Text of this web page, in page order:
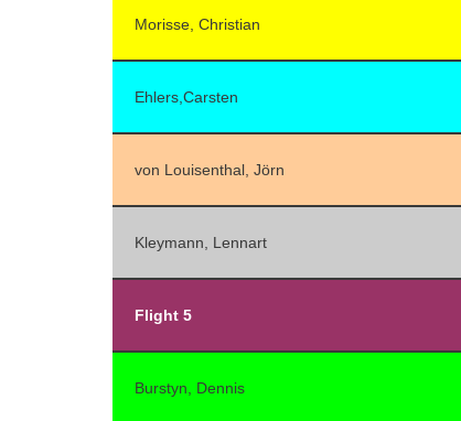
Morisse, Christian
Ehlers,Carsten
von Louisenthal, Jörn
Kleymann, Lennart
Flight 5
Burstyn, Dennis